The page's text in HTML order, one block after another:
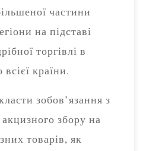
частини
на підставі
торгівлі в
країни.
зобов’язання з
збору на
товарів, як